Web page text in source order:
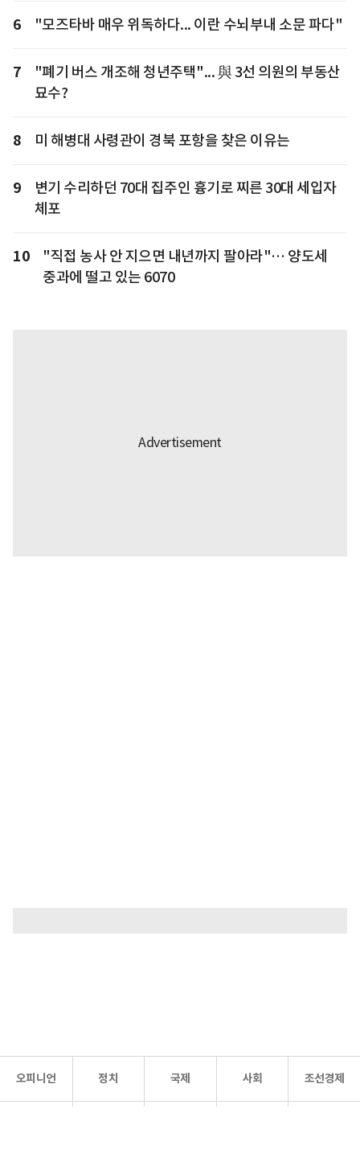
6 "모즈타바 매우 위독하다... 이란 수뇌부내 소문 파다"
7
"폐기 버스 개조해 청년주택"... 與 3선 의원의 부동산
묘수?
8 미 해병대 사령관이 경북 포항을 찾은 이유는
9
변기 수리하던 70대 집주인 흉기로 찌른 30대 세입자
체포
10
"직접 농사 안 지으면 내년까지 팔아라"… 양도세
중과에 떨고 있는 6070
오피니언 정치 국제 사회 조선경제